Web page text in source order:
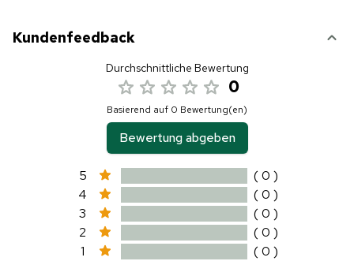
Kundenfeedback
Durchschnittliche Bewertung
0
Basierend auf 0 Bewertung(en)
Bewertung abgeben
5
( 0 )
4
( 0 )
3
( 0 )
2
( 0 )
1
( 0 )